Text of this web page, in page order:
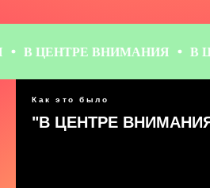
В ЦЕНТРЕ
Как это было
"В ЦЕНТРЕ